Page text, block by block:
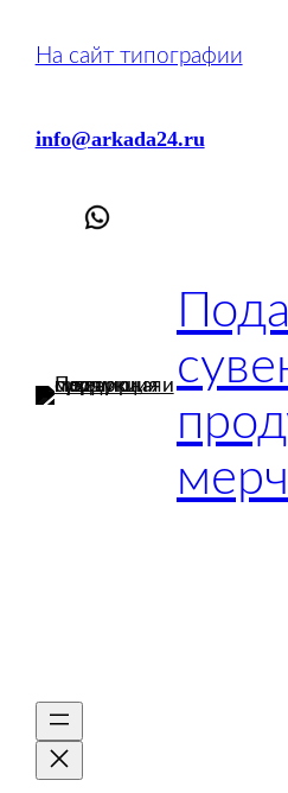
На сайт типографии
info@arkada24.ru
мерч